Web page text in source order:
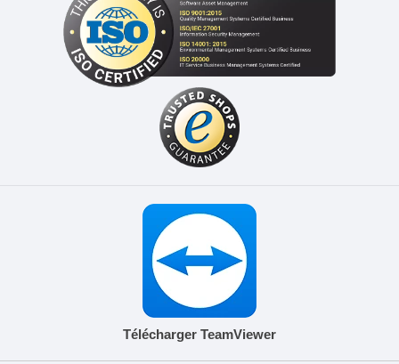
Télécharger TeamViewer